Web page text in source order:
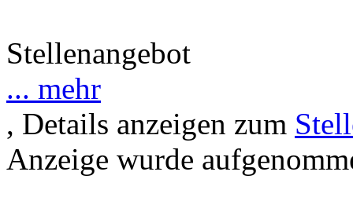
Stellenangebot
... mehr
, Details anzeigen zum
Anzeige wurde